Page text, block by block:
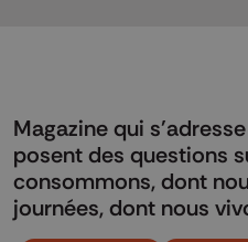
Magazine qui
posent des questions
consommons, dont
journées, dont nous